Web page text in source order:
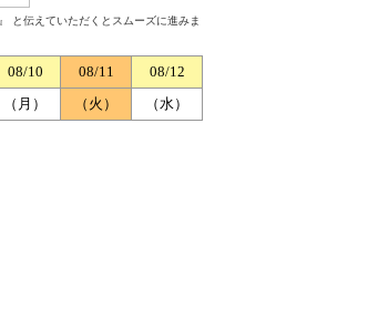
と伝えていただくとスムーズに進みま
08/10 08/11
08/12
（月） （火） （水）